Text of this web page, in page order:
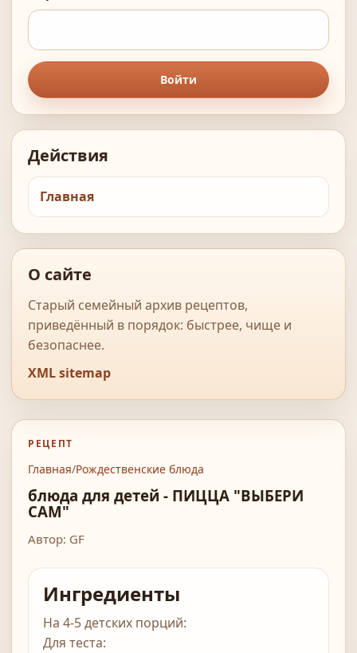
Войти
Действия
Главная
О сайте
Старый семейный архив рецептов,
приведённый в порядок: быстрее, чище и
безопаснее.
XML sitemap
РЕЦЕПТ
Главная/Рождественские блюда
блюда для детей - ПИЦЦА "ВЫБЕРИ
САМ"
Автор: GF
Ингредиенты
На 4-5 детских порций:
Для теста: